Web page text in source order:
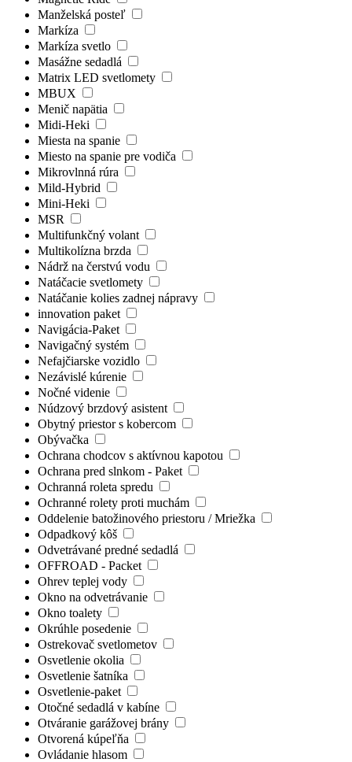
Manželská posteľ
Markíza
Markíza svetlo
Masážne sedadlá
Matrix LED svetlomety
MBUX
Menič napätia
Midi-Heki
Miesta na spanie
Miesto na spanie pre vodiča
Mikrovlnná rúra
Mild-Hybrid
Mini-Heki
MSR
Multifunkčný volant
Multikolízna brzda
Nádrž na čerstvú vodu
Natáčacie svetlomety
Natáčanie kolies zadnej nápravy
innovation paket
Navigácia-Paket
Navigačný systém
Nefajčiarske vozidlo
Nezávislé kúrenie
Nočné videnie
Núdzový brzdový asistent
Obytný priestor s kobercom
Obývačka
Ochrana chodcov s aktívnou kapotou
Ochrana pred slnkom - Paket
Ochranná roleta spredu
Ochranné rolety proti muchám
Oddelenie batožinového priestoru / Mriežka
Odpadkový kôš
Odvetrávané predné sedadlá
OFFROAD - Packet
Ohrev teplej vody
Okno na odvetrávanie
Okno toalety
Okrúhle posedenie
Ostrekovač svetlometov
Osvetlenie okolia
Osvetlenie šatníka
Osvetlenie-paket
Otočné sedadlá v kabíne
Otváranie garážovej brány
Otvorená kúpeľňa
Ovládanie hlasom